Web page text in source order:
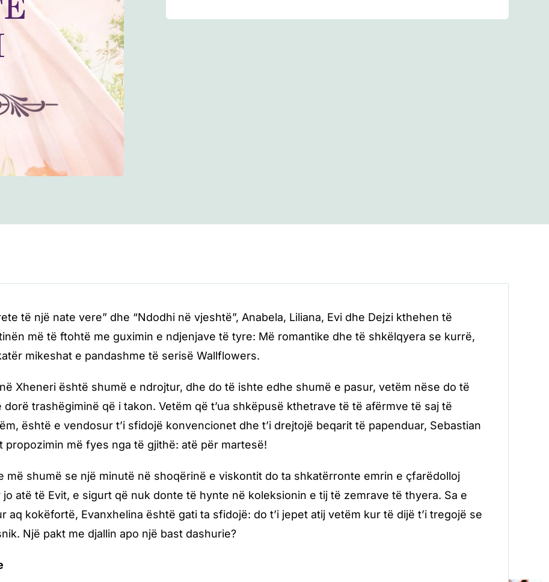
të një nate vere” dhe “Ndodhi në vjeshtë”, Anabela, Liliana, Evi dhe Dejzi kthehen të
më të ftohtë me guximin e ndjenjave të tyre: Më romantike dhe të shkëlqyera se kurrë,
mikeshat e pandashme të serisë Wallflowers.
Xheneri është shumë e ndrojtur, dhe do të ishte edhe shumë e pasur, vetëm nëse do të
dorë trashëgiminë që i takon. Vetëm që t’ua shkëpusë kthetrave të të afërmve të saj të
është e vendosur t’i sfidojë konvencionet dhe t’i drejtojë beqarit të papenduar, Sebastian
propozimin më fyes nga të gjithë: atë për martesë!
më shumë se një minutë në shoqërinë e viskontit do ta shkatërronte emrin e çfarëdolloj
jo atë të Evit, e sigurt që nuk donte të hynte në koleksionin e tij të zemrave të thyera. Sa e
aq kokëfortë, Evanxhelina është gati ta sfidojë: do t’i jepet atij vetëm kur të dijë t’i tregojë se
Një pakt me djallin apo një bast dashurie?